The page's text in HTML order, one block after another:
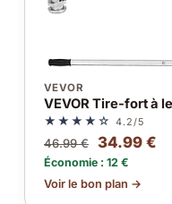
VEVOR
VEVOR Tire-fort à
★★★★☆ 4.2/5
46.99 € 34.99 €
Économie : 12 €
Voir le bon plan →